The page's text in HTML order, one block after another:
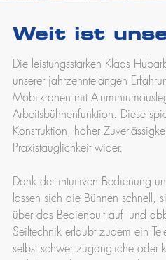
Weit ist
Die leistungsstarken Klaas
unserer jahrzehntelangen
Mobilkranen mit
Arbeitsbühnenfunktion. Diese
Konstruktion, hoher
Praxistauglichkeit wider.
Dank der intuitiven Bedienung
lassen sich die Bühnen schnell,
über das Bedienpult auf- und
Seiltechnik erlaubt zudem ein
selbst schwer zugängliche oder